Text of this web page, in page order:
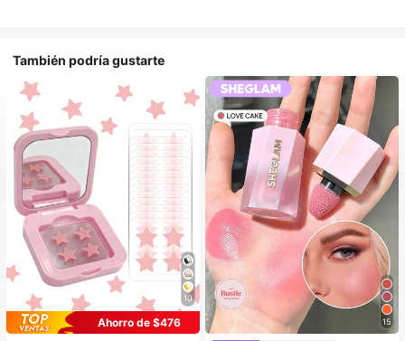
También podría gustarte
10
Ahorro de $476
15